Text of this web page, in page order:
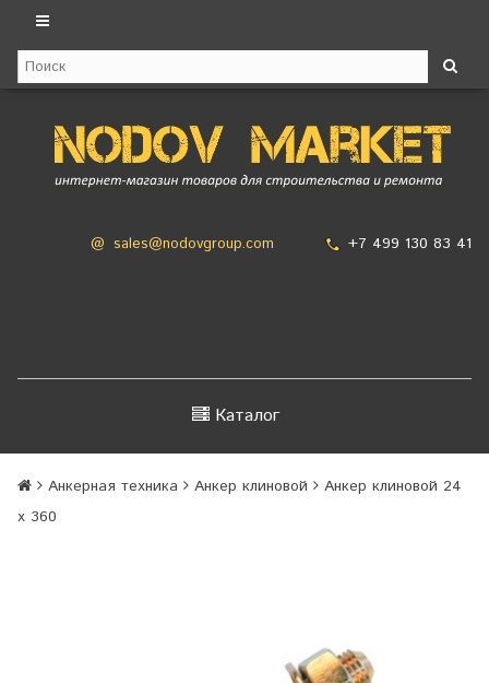
@ sales@nodovgroup.com +7 499 130 83 41
Каталог
Анкерная техника Анкер клиновой
Анкер клиновой 24
х 360